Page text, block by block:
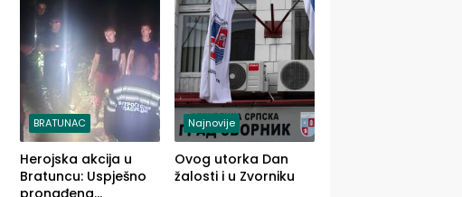
BRATUNAC
Herojska akcija u
Bratuncu: Uspješno
pronađena
Najnovije
Ovog utorka Dan
žalosti i u Zvorniku